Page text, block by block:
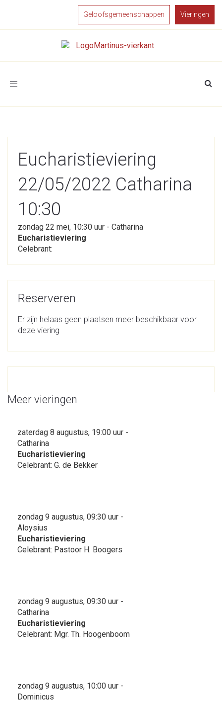
Geloofsgemeenschappen Vieringen
Toggle
Eucharistieviering
22/05/2022 Catharina
10:30
zondag 22 mei, 10:30 uur - Catharina
Eucharistieviering
Celebrant:
Reserveren
Er zijn helaas geen plaatsen meer beschikbaar voor
deze viering
Meer vieringen
zaterdag 8 augustus, 19:00 uur -
Catharina
Eucharistieviering
Celebrant: G. de Bekker
zondag 9 augustus, 09:30 uur -
Aloysius
Eucharistieviering
Celebrant: Pastoor H. Boogers
zondag 9 augustus, 09:30 uur -
Catharina
Eucharistieviering
Celebrant: Mgr. Th. Hoogenboom
zondag 9 augustus, 10:00 uur -
Dominicus